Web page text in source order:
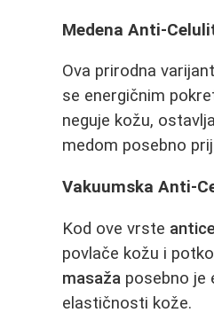
Medena Anti-
Ova prirodna
se energičnim
neguje kožu,
medom posebno
Vakuumska Anti-
Kod ove vrste
povlače kožu i
masaža posebno je
elastičnosti kože.